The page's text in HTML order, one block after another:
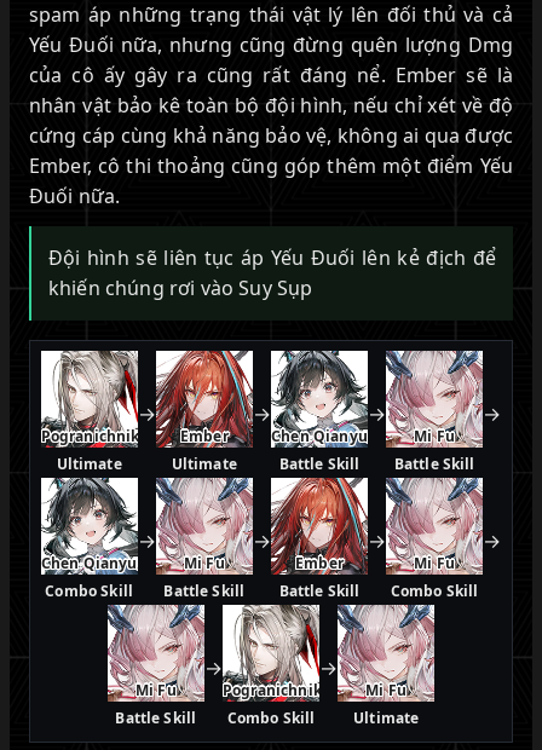
spam áp những trạng thái vật lý lên đối thủ và cả
Yếu Đuối nữa, nhưng cũng đừng quên lượng Dmg
của cô ấy gây ra cũng rất đáng nể. Ember sẽ là
nhân vật bảo kê toàn bộ đội hình, nếu chỉ xét về độ
cứng cáp cùng khả năng bảo vệ, không ai qua được
Ember, cô thi thoảng cũng góp thêm một điểm Yếu
Đuối nữa.
Đội hình sẽ liên tục áp Yếu Đuối lên kẻ địch để
khiến chúng rơi vào Suy Sụp
Pogranichnik
Ultimate
→
Ember
Ultimate
→
Chen Qianyu
Battle Skill
→
Mi Fu
Battle Skill
→
Chen Qianyu
Combo Skill
→
Mi Fu
Battle Skill
→
Ember
Battle Skill
→
Mi Fu
Combo Skill
→
Mi Fu
Battle Skill
→
Pogranichnik
Combo Skill
→
Mi Fu
Ultimate